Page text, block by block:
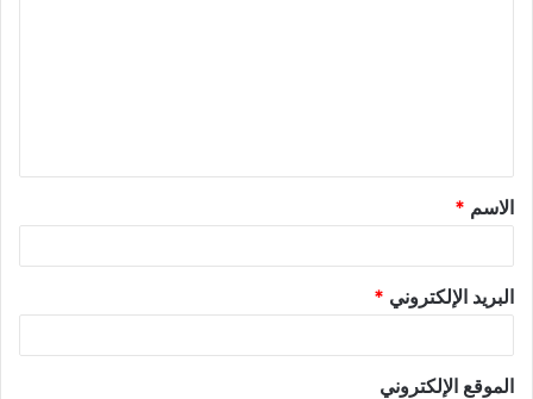
الاسم *
البريد الإلكتروني *
الموقع الإلكتروني